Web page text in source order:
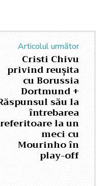
Articolul următor
Cristi Chivu
privind reușita
cu Borussia
Dortmund +
său la
întrebarea
referitoare la un
meci cu
Mourinho în
play-off